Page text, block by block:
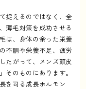
捉えるのではなく、全
薄毛対策を成功させる
は、身体の余った栄養
不調や栄養不足、疲労
たがって、メンズ頭皮
そのものにあります。
を司る成長ホルモン